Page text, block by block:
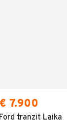
€ 7.900
Ford tranzit Laika